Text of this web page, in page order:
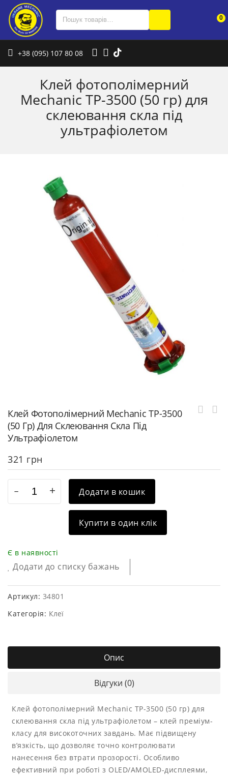
0
+38 (095) 107 80 08
Клей фотополімерний
Mechanic TP-3500 (50 гр) для
склеювання скла під
ультрафіолетом
Клей Фотополімерний Mechanic TP-3500
(50 Гр) Для Склеювання Скла Під
Ультрафіолетом
321 грн
Додати в кошик
Купити в один клік
Є в наявності
Додати до списку бажань
Артикул: 34801
Категорія: Клеї
Опис
Відгуки (0)
Клей фотополімерний Mechanic TP-3500 (50 гр) для
склеювання скла під ультрафіолетом – клей преміум-
класу для високоточних завдань. Має підвищену
в’язкість, що дозволяє точно контролювати
нанесення без втрати прозорості. Особливо
ефективний при роботі з OLED/AMOLED-дисплеями,